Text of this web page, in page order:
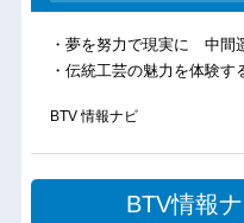
・夢を努力で現実に 中間
・伝統工芸の魅力を体験
BTV 情報ナビ
BTV情報